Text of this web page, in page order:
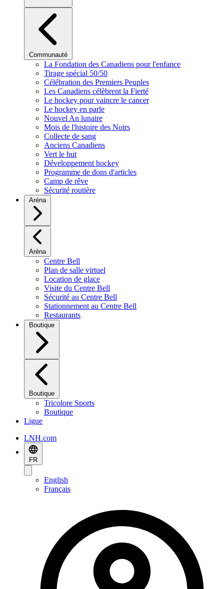
Communauté
La Fondation des Canadiens pour l'enfance
Tirage spécial 50/50
Célébration des Premiers Peuples
Les Canadiens célèbrent la Fierté
Le hockey pour vaincre le cancer
Le hockey en parle
Nouvel An lunaire
Mois de l'histoire des Noirs
Collecte de sang
Anciens Canadiens
Vert le but
Développement hockey
Programme de dons d'articles
Camp de rêve
Sécurité routière
Aréna
Aréna
Centre Bell
Plan de salle virtuel
Location de glace
Visite du Centre Bell
Sécurité au Centre Bell
Stationnement au Centre Bell
Restaurants
Boutique
Boutique
Tricolore Sports
Boutique
Ligue
LNH.com
FR
English
Français